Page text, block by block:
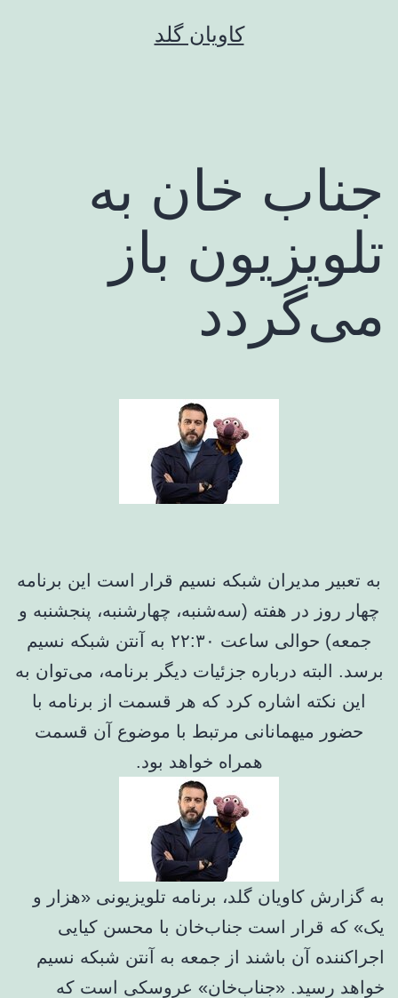
کاویان گلد
جناب خان به
تلویزیون باز
می‌گردد
به تعبیر مدیران شبکه نسیم قرار است این برنامه
چهار روز در هفته (سه‌شنبه، چهارشنبه، پنجشنبه و
جمعه) حوالی ساعت ۲۲:۳۰ به آنتن شبکه نسیم
برسد. البته درباره جزئیات دیگر برنامه، می‌توان به
این نکته اشاره کرد که هر قسمت از برنامه با
حضور میهمانانی مرتبط با موضوع آن قسمت
همراه خواهد بود.
به گزارش کاویان گلد، برنامه تلویزیونی «هزار و
یک» که قرار است جناب‌خان با محسن کیایی
اجراکننده آن باشند از جمعه به آنتن شبکه نسیم
خواهد رسید. «جناب‌خان» عروسکی است که